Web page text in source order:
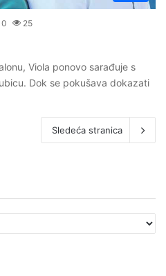
0 25
Viola ponovo sarađuje s
Dok se pokušava dokazati
Sledeća stranica